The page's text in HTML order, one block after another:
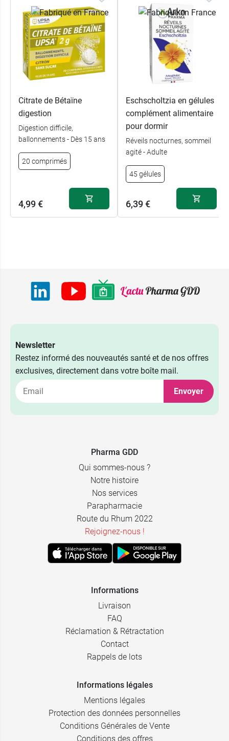
Citrate de Bétaïne
digestion
Digestion difficile,
ballonnements - Dès 15 ans
20 comprimés
4,99 €
Eschscholtzia en gélules
complément alimentaire
pour dormir
Réveils nocturnes, sommeil
agité - Adulte
45 gélules
6,39 €
Newsletter
Restez informé des nouveautés santé et de nos offres
exclusives, directement dans votre boîte mail.
Envoyer
Pharma GDD
Qui sommes-nous ?
Notre histoire
Nos services
Parapharmacie
Route du Rhum 2022
Rejoignez-nous !
Informations
Livraison
FAQ
Réclamation & Rétractation
Contact
Rappels de lots
Informations légales
Mentions légales
Protection des données personnelles
Conditions Générales de Vente
Conditions des offres